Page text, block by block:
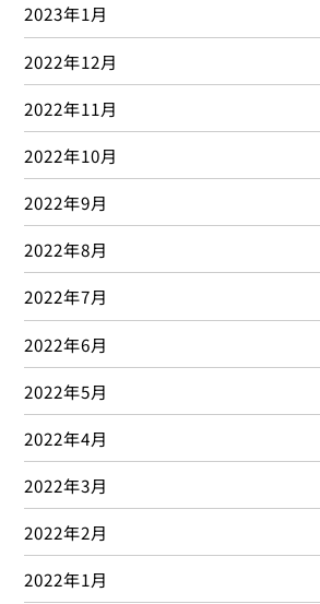
2023年1月
2022年12月
2022年11月
2022年10月
2022年9月
2022年8月
2022年7月
2022年6月
2022年5月
2022年4月
2022年3月
2022年2月
2022年1月